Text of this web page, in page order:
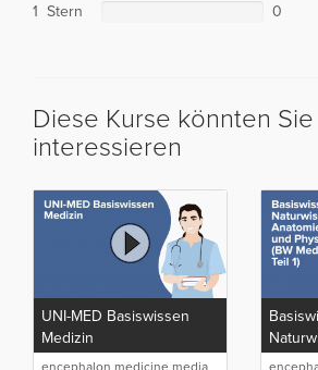
1 Stern
0
Diese Kurse könnten Sie
interessieren
UNI-MED Basiswissen
Medizin